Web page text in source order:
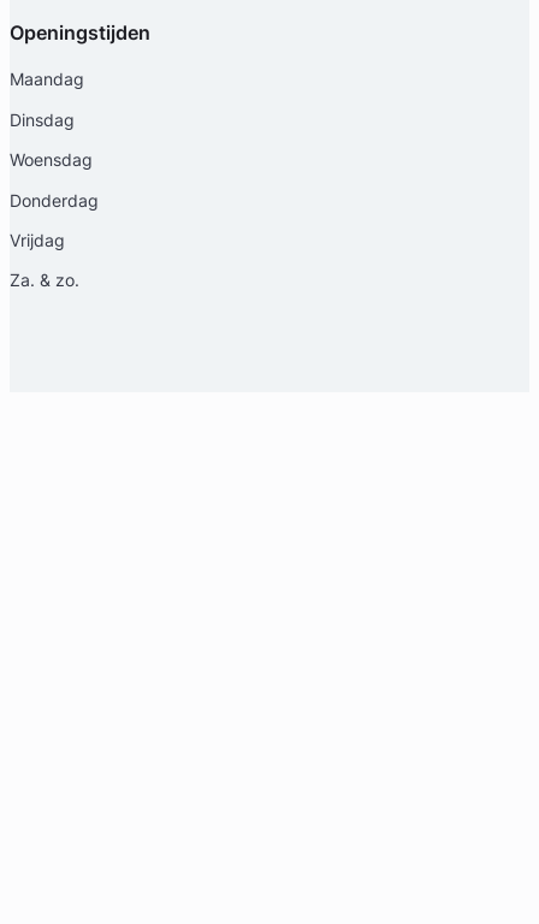
Openingstijden
Maandag
Dinsdag
Woensdag
Donderdag
Vrijdag
Za. & zo.